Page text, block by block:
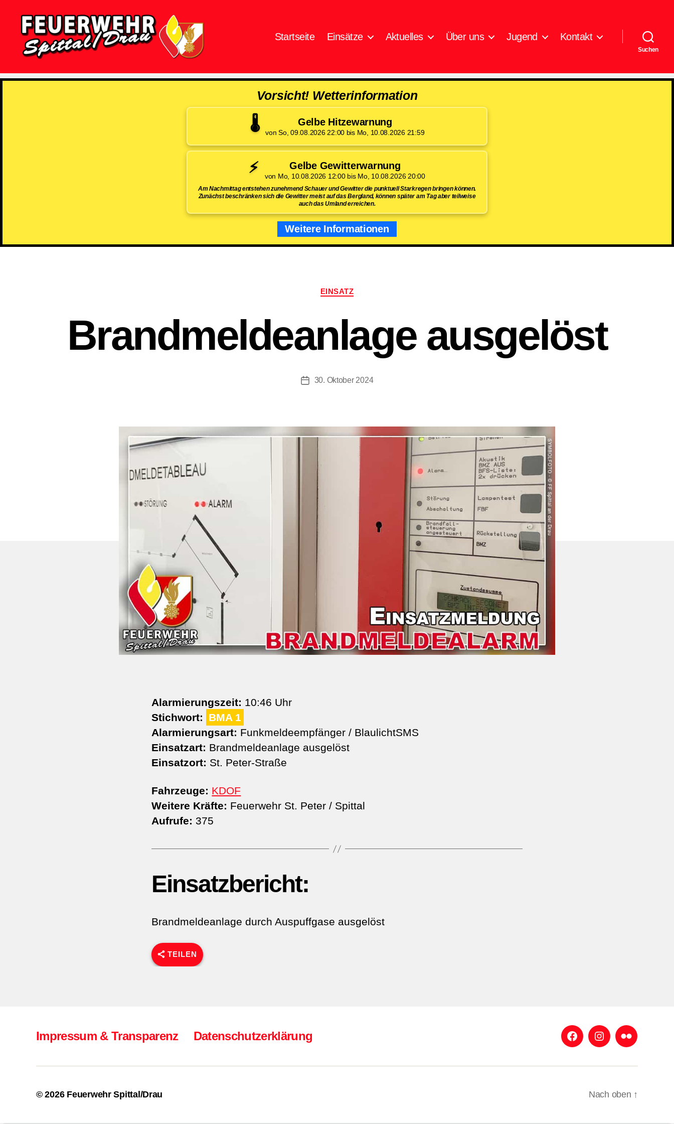
Spittal/Drau
Startseite Einsätze Aktuelles Über uns Jugend Kontakt
Suchen
Vorsicht! Wetterinformation
🌡️ Gelbe Hitzewarnung
von So, 09.08.2026 22:00 bis Mo, 10.08.2026 21:59
⚡ Gelbe Gewitterwarnung
von Mo, 10.08.2026 12:00 bis Mo, 10.08.2026 20:00
Am Nachmittag entstehen zunehmend Schauer und Gewitter die punktuell Starkregen bringen können.
Zunächst beschränken sich die Gewitter meist auf das Bergland, können später am Tag aber teilweise
auch das Umland erreichen.
Weitere Informationen
Kategorien
EINSATZ
Brandmeldeanlage ausgelöst
Beitragsdatum
30. Oktober 2024
Alarmierungszeit: 10:46 Uhr
Stichwort:
BMA 1
Alarmierungsart: Funkmeldeempfänger / BlaulichtSMS
Einsatzart: Brandmeldeanlage ausgelöst
Einsatzort: St. Peter-Straße
Fahrzeuge: KDOF
Weitere Kräfte: Feuerwehr St. Peter / Spittal
Aufrufe: 375
Einsatzbericht:
Brandmeldeanlage durch Auspuffgase ausgelöst
TEILEN
Impressum & Transparenz Datenschutzerklärung FacebookInstagram
Flickr
© 2026 Feuerwehr Spittal/Drau Nach oben ↑